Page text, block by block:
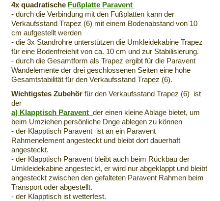
4x quadratische Fußplatte Paravent
- durch die Verbindung mit den Fußplatten kann der
Verkaufsstand Trapez (6) mit einem Bodenabstand von 10
cm aufgestellt werden
- die 3x Standrohre unterstützen die Umkleidekabine Trapez
für eine Bodenfreiehit von ca. 10 cm und zur Stabilisierung.
- durch die Gesamtform als Trapez ergibt für die Paravent
Wandelemente der drei geschlossenen Seiten eine hohe
Gesamtstabilität für den Verkaufsstand Trapez (6).
Wichtigstes Zubehör für den Verkaufsstand Trapez (6) ist
der
a) Klapptisch Paravent der einen kleine Ablage bietet, um
beim Umziehen persönliche Dnge ablegen zu können
- der Klapptisch Paravent ist an ein Paravent
Rahmenelement angesteckt und bleibt dort dauerhaft
angesteckt.
- der Klapptisch Paravent bleibt auch beim Rückbau der
Umkleidekabine angesteckt, er wird nur abgeklappt und bleibt
angesteckt zwischen den gefalteten Paravent Rahmen beim
Transport oder abgestellt.
- der Klapptisch ist wetterfest.